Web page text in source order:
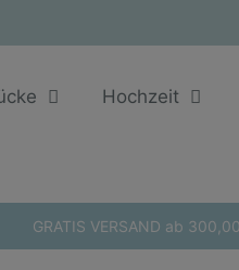
Hochzeit
GRATIS VERSAND ab